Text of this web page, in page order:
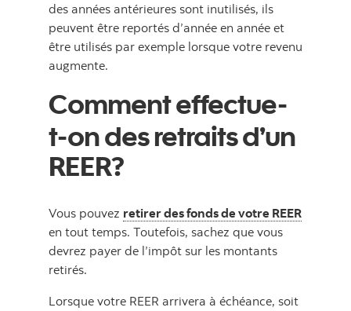
des années antérieures sont inutilisés, ils
peuvent être reportés d’année en année et
être utilisés par exemple lorsque votre revenu
augmente.
Comment effectue-
t-on des retraits d’un
REER?
Vous pouvez retirer des fonds de votre REER
en tout temps. Toutefois, sachez que vous
devrez payer de l’impôt sur les montants
retirés.
Lorsque votre REER arrivera à échéance, soit